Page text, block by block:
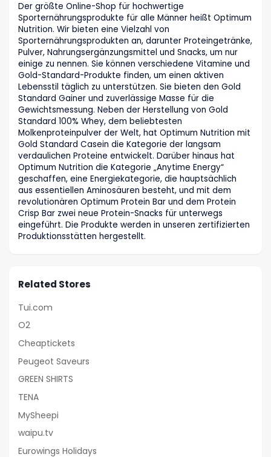
Der größte Online-Shop für hochwertige
Sporternährungsprodukte für alle Männer heißt Optimum
Nutrition. Wir bieten eine Vielzahl von
Sporternährungsprodukten an, darunter Proteingetränke,
Pulver, Nahrungsergänzungsmittel und Snacks, um nur
einige zu nennen. Sie können verschiedene Vitamine und
Gold-Standard-Produkte finden, um einen aktiven
Lebensstil täglich zu unterstützen. Sie bieten den Gold
Standard Gainer und zuverlässige Masse für die
Gewichtsmessung. Neben der Herstellung von Gold
Standard 100% Whey, dem beliebtesten
Molkenproteinpulver der Welt, hat Optimum Nutrition mit
Gold Standard Casein die Kategorie der langsam
verdaulichen Proteine entwickelt. Darüber hinaus hat
Optimum Nutrition die Kategorie „Anytime Energy“
geschaffen, eine Energiekategorie, die hauptsächlich
aus essentiellen Aminosäuren besteht, und mit dem
revolutionären Optimum Protein Bar und dem Protein
Crisp Bar zwei neue Protein-Snacks für unterwegs
eingeführt. Die Produkte werden in unseren zertifizierten
Produktionsstätten hergestellt.
Related Stores
Tui.com
O2
Cheaptickets
Peugeot Saveurs
GREEN SHIRTS
TENA
MySheepi
waipu.tv
Eurowings Holidays